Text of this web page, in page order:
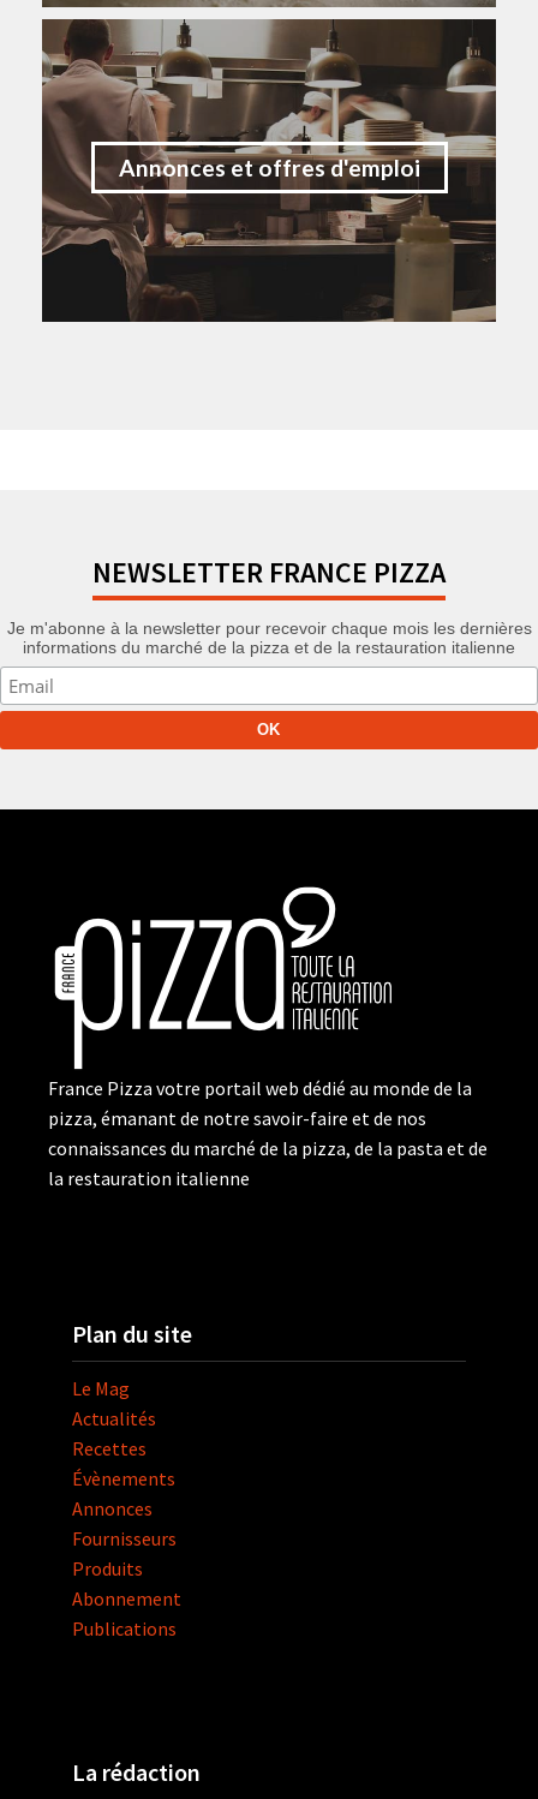
Annonces et offres d'emploi
NEWSLETTER FRANCE PIZZA
Je m'abonne à la newsletter pour recevoir chaque mois les dernières
informations du marché de la pizza et de la restauration italienne
France Pizza votre portail web dédié au monde de la
pizza, émanant de notre savoir-faire et de nos
connaissances du marché de la pizza, de la pasta et de
la restauration italienne
Plan du site
Le Mag
Actualités
Recettes
Évènements
Annonces
Fournisseurs
Produits
Abonnement
Publications
La rédaction